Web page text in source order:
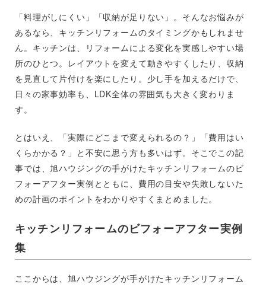
「料理がしにくい」「収納が足りない」。そんなお悩みが
あるなら、キッチンリフォームのタイミングかもしれませ
ん。キッチンは、リフォームによる変化を実感しやすい場
所のひとつ。レイアウトを変えて動きやすくしたり、収納
を見直して片付けを楽にしたり。少し手を加えるだけで、
日々の家事効率も、LDK全体の雰囲気も大きく変わりま
す。
とはいえ、「実際にどこまで変えられるの？」「費用はい
くらかかる？」と不安に思う方も多いはず。そこでこの記
事では、旭ハウジングの手がけたキッチンリフォームのビ
フォーアフター実例とともに、費用の目安や失敗しないた
めの計画のポイントをわかりやすくまとめました。
キッチンリフォームのビフォーアフター実例
集
ここからは、旭ハウジングが手がけたキッチンリフォーム